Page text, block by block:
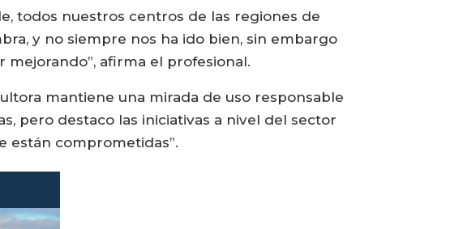
todos nuestros centros de las regiones de
y no siempre nos ha ido bien, sin embargo
afirma el profesional.
mantiene una mirada de uso responsable
pero destaco las iniciativas a nivel del sector
están comprometidas”.